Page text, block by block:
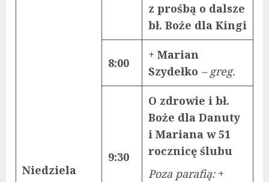
Niedziela
z prośbą o dalsze
bł. Boże dla Kingi
8:00
+ Marian
Szydełko – greg.
9:30
O zdrowie i bł.
Boże dla Danuty
i Mariana w 51
rocznicę ślubu
Poza parafią: +